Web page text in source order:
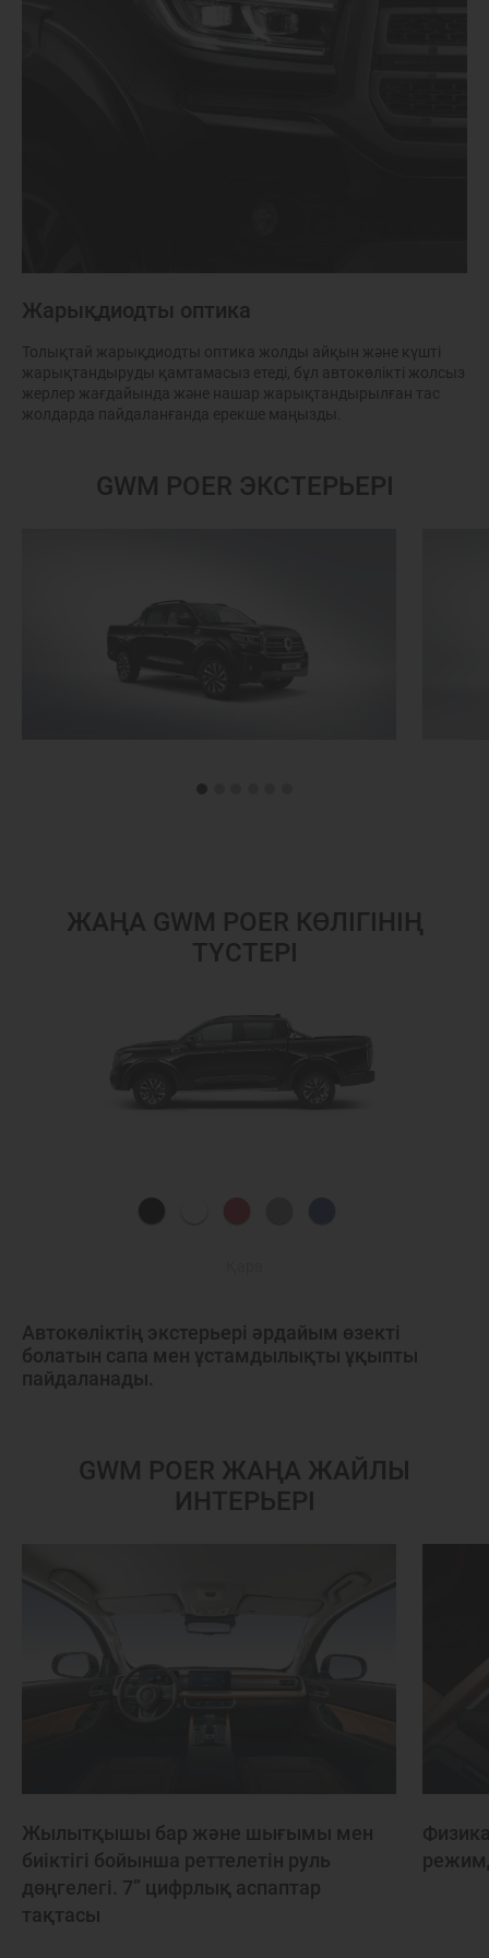
Жарықдиодты оптика
Толықтай жарықдиодты оптика жолды айқын және күшті
жарықтандыруды қамтамасыз етеді, бұл автокөлікті жолсыз
жерлер жағдайында және нашар жарықтандырылған тас
жолдарда пайдаланғанда ерекше маңызды.
GWM POER ЭКСТЕРЬЕРІ
ЖАҢА GWM POER КӨЛІГІНІҢ
ТҮСТЕРІ
Автокөліктің экстерьері әрдайым өзекті
болатын сапа мен ұстамдылықты ұқыпты
пайдаланады.
GWM POER ЖАҢА ЖАЙЛЫ
ИНТЕРЬЕРІ
Жылытқышы бар және шығымы мен
биіктігі бойынша реттелетін руль
дөңгелегі. 7” цифрлық аспаптар
тақтасы